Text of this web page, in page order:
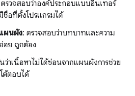
ตรวจสอบว่าองค์ประกอบแบบอินเทอร์
อที่ตั้งโปรแกรมได้
ผนผัง: ตรวจสอบว่าบทบาทและความ
ย ถูกต้อง
ว่าเนื้อหาไม่ได้ซ่อนจากแผนผังการช่วย
ต้ตอบได้